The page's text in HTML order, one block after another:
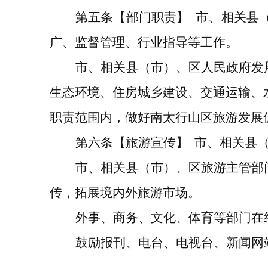
第五条 【部门职责】 市、相关县
广、监督管理、 行业指导等工作。
市、相关县（市）、区人民政府
生态环境、 住房城乡建设、交通运输、
职责范围内，做好南太行山区旅游发展
第六条 【旅游宣传】 市、相关县
市、相关县（市）、区旅游主管部
传，拓展境内外旅游市场。
外事、商务、文化、体育等部门
鼓励报刊、电台、电视台、 新闻 网